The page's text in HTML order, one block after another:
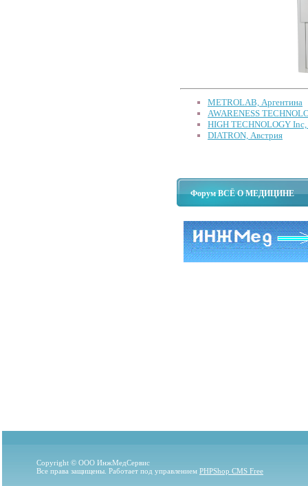
METROLAB, Аргентина
AWARENESS
HIGH TECHNOLOGY
DIATRON, Австрия
Форум ВСЁ О МЕДИЦИНЕ
Copyright © ООО ИнжМедСервис
Все права защищены. Работает под управлением PHPShop CMS Free